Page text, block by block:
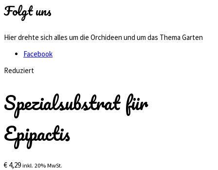
Folgt uns
Hier drehte sich alles um die Orchideen und um das Thema Garten
Facebook
Reduziert
Spezialsubstrat für
Epipactis
€ 4,29 inkl. 20% MwSt.